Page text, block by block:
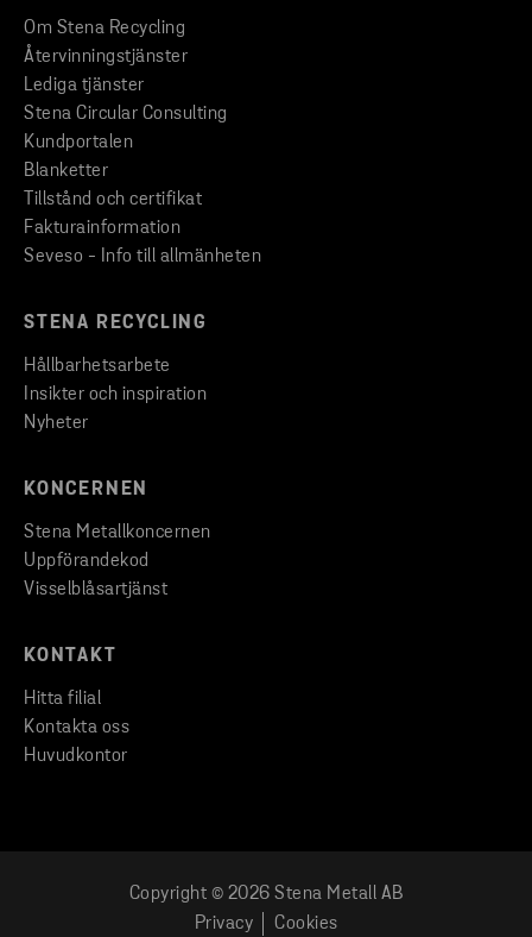
Om Stena Recycling
Återvinningstjänster
Lediga tjänster
Stena Circular Consulting
Kundportalen
Blanketter
Tillstånd och certifikat
Fakturainformation
Seveso - Info till allmänheten
STENA RECYCLING
Hållbarhetsarbete
Insikter och inspiration
Nyheter
KONCERNEN
Stena Metallkoncernen
Uppförandekod
Visselblåsartjänst
KONTAKT
Hitta filial
Kontakta oss
Huvudkontor
Copyright © 2026 Stena Metall AB
Privacy
Cookies